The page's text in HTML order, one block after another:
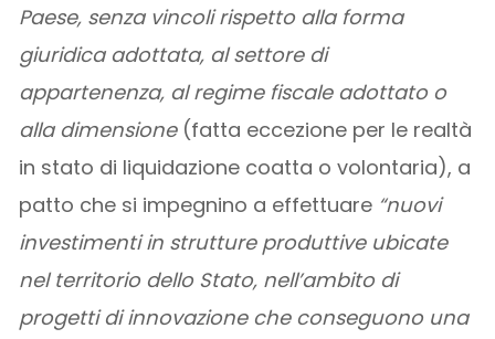
Paese, senza vincoli rispetto alla forma
giuridica adottata, al settore di
appartenenza, al regime fiscale adottato o
alla dimensione(fatta eccezione per le realtà
in stato di liquidazione coatta o volontaria), a
patto che si impegnino a effettuare “nuovi
investimenti in strutture produttive ubicate
nel territorio dello Stato, nell’ambito di
progetti di innovazione che conseguono una